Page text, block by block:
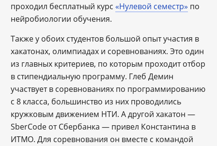
проходил бесплатный курс «Нулевой семестр» по
нейробиологии обучения.
Также у обоих студентов большой опыт участия в
хакатонах, олимпиадах и соревнованиях. Это один
из главных критериев, по которым проходит отбор
в стипендиальную программу. Глеб Демин
участвует в соревнованиях по программированию
с 8 класса, большинство из них проводились
кружковым движением НТИ. А другой хакатон ―
SberCode от Сбербанка ― привел Константина в
ИТМО. Для соревнования он вместе с командой